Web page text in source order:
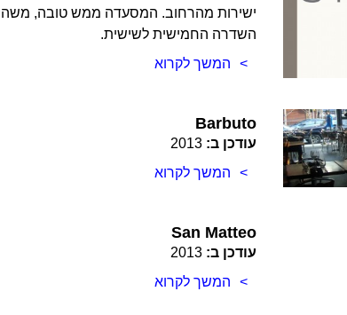
השדרה החמישית לשישית.
המשך לקרוא
Barbuto
עודכן ב: 2013
המשך לקרוא
San Matteo
עודכן ב: 2013
המשך לקרוא